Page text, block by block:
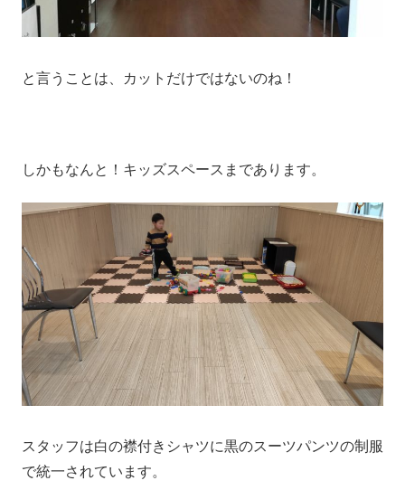
と言うことは、カットだけではないのね！
しかもなんと！キッズスペースまであります。
スタッフは白の襟付きシャツに黒のスーツパンツの制服
で統一されています。